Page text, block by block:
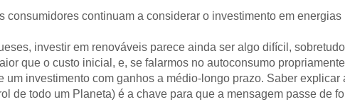
consumidores continuam a considerar o investimento em
investir em renováveis parece ainda ser algo difícil,
que o custo inicial, e, se falarmos no autoconsumo
um investimento com ganhos a médio-longo prazo. Saber
de todo um Planeta) é a chave para que a mensagem passe de